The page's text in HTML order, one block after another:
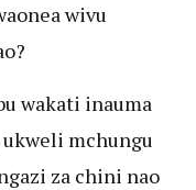
wivu
wakati inauma
mchungu
za chini nao